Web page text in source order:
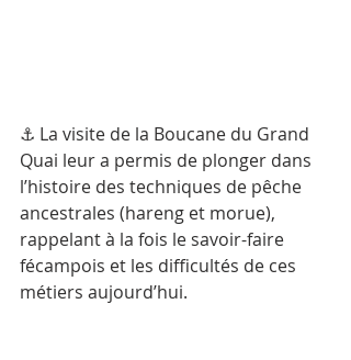
⚓ La visite de la Boucane du Grand
Quai leur a permis de plonger dans
l’histoire des techniques de pêche
ancestrales (hareng et morue),
rappelant à la fois le savoir-faire
fécampois et les difficultés de ces
métiers aujourd’hui.